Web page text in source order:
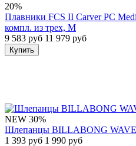
20%
Плавники FCS II Carver PC
компл. из трех, M
9 583 руб 11 979 руб
Купить
NEW 30%
Шлепанцы BILLABONG
1 393 руб 1 990 руб